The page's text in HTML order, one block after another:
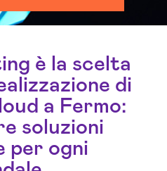
è la scelta
di
a Fermo:
soluzioni
per ogni